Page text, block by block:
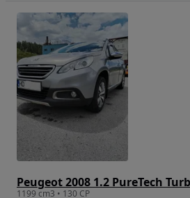
Peugeot 2008 1.2 PureTech
1199 cm3 • 130 CP